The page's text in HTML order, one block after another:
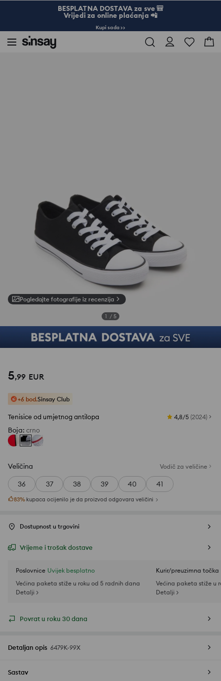
BESPLATNA DOSTAVA za sve 🎒
Vrijedi za online plaćanja 📲
Kupi sada >>
Pogledajte fotografije iz recenzija
1 / 5
5,99 EUR
+6 bod.Sinsay Club
Tenisice od umjetnog antilopa 4,8/5 (2024)
Boja: crno
Veličina Vodič za veličine
36 37 38 39 40 41
83% kupaca ocijenilo je da proizvod odgovara veličini
Dostupnost u trgovini
Vrijeme i trošak dostave
Poslovnice Uvijek besplatno
Većina paketa stiže u roku od 5 radnih dana
Detalji >
Kurir/preuzimna točka
Većina paketa stiže u
Detalji >
Povrat u roku 30 dana
Detaljan opis 6479K-99X
Sastav